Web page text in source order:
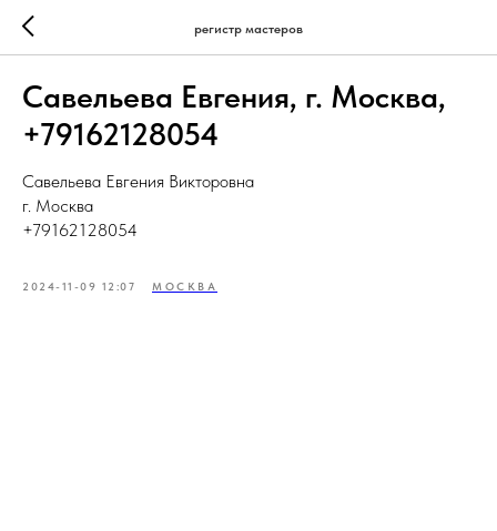
регистр мастеров
Савельева Евгения, г. Москва,
+79162128054
Савельева Евгения Викторовна
г. Москва
+79162128054
2024-11-09 12:07 МОСКВА